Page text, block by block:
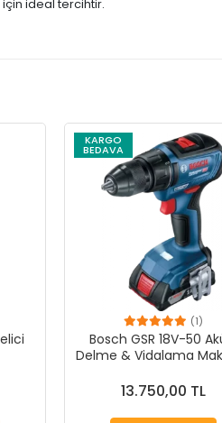
ideal tercihtir.
KARGO
BEDAVA
(1)
Bosch GSR 18V-50
Delme & Vidalama
13.750,00 TL